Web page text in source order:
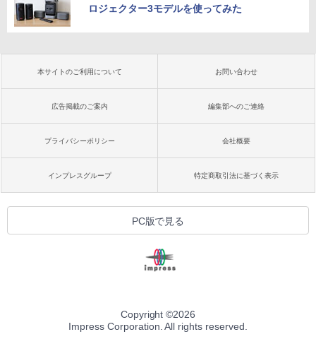
ロジェクター3モデルを使ってみた
本サイトのご利用について お問い合わせ
広告掲載のご案内 編集部へのご連絡
プライバシーポリシー 会社概要
インプレスグループ 特定商取引法に基づく表示
PC版で見る
Copyright ©2026
Impress Corporation. All rights reserved.